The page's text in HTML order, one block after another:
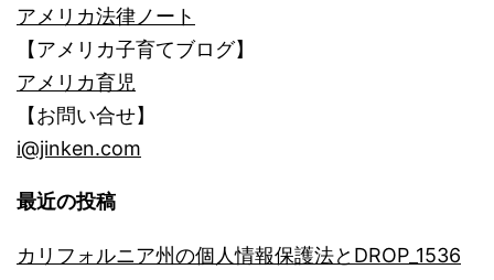
アメリカ法律ノート
【アメリカ子育てブログ】
アメリカ育児
【お問い合せ】
i@jinken.com
最近の投稿
カリフォルニア州の個人情報保護法とDROP_1536